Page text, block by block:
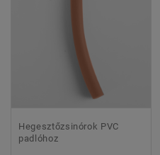
Hegesztőzsinórok PVC
padlóhoz